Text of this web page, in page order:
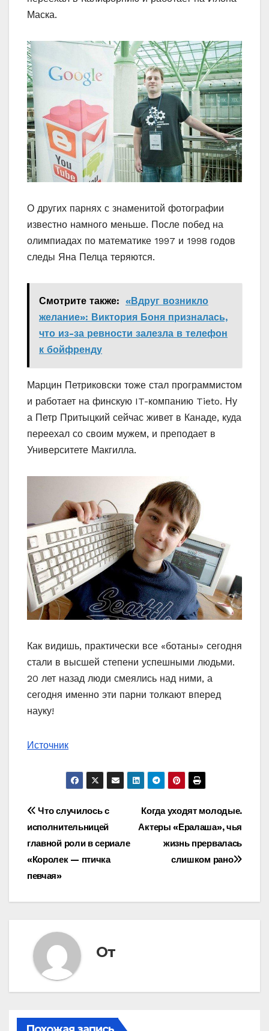
Маска.
О других парнях с знаменитой фотографии
известно намного меньше. После побед на
олимпиадах по математике 1997 и 1998 годов
следы Яна Пелца теряются.
Смотрите также: «Вдруг возникло
желание»: Виктория Боня призналась,
что из-за ревности залезла в телефон
к бойфренду
Марцин Петриковски тоже стал программистом
и работает на финскую IT-компанию Tieto. Ну
а Петр Притыцкий сейчас живет в Канаде, куда
переехал со своим мужем, и преподает в
Университете Макгилла.
Как видишь, практически все «ботаны» сегодня
стали в высшей степени успешными людьми.
20 лет назад люди смеялись над ними, а
сегодня именно эти парни толкают вперед
науку!
Источник
Навигация
по
записям
Когда уходят молодые.
Актеры «Ералаша», чья
жизнь прервалась
слишком рано
Что случилось с
исполнительницей
главной роли в сериале
«Королек — птичка
певчая»
От